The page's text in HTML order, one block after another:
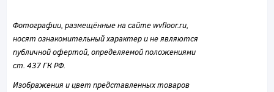
Фотографии, размещённые на сайте wvfloor.ru,
носят ознакомительный характер и не являются
публичной офертой, определяемой положениями
ст. 437 ГК РФ.
Изображения и цвет представленных товаров